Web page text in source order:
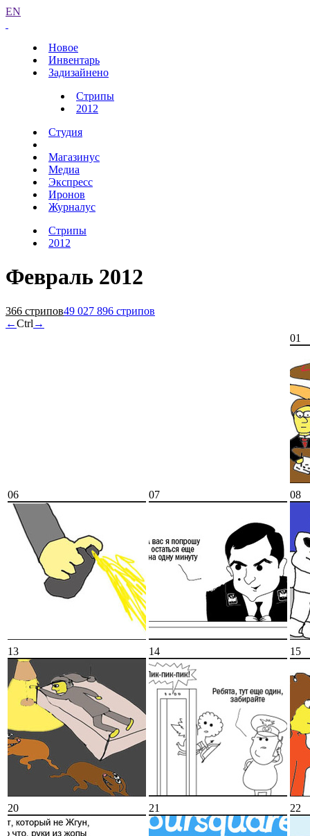
EN
Новое
Инвентарь
Задизайнено
Стрипы
2012
Студия
Магазинус
Медиа
Экспресс
Иронов
Журналус
Стрипы
2012
Февраль 2012
366 стрипов49 027 896 стрипов
←Ctrl →
01
06 07 08
13 14 15
20 21 22